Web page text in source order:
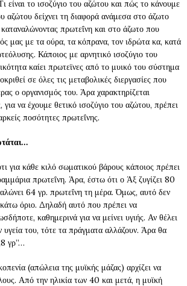
είναι το ισοζύγιο του αζώτου και πώς το κάνουμε
αζώτου δείχνει τη διαφορά ανάμεσα στο άζωτο
πρωτεΐνη και στο άζωτο που
μας με τα ούρα, τα κόπρανα, τον ιδρώτα κα, κατά
Κάποιος με αρνητικό ισοζύγιο του
καίει πρωτεϊνες από το μυικό του σύστημα
σε όλες τις μεταβολικές διεργασίες που
ο οργανισμός του. Άρα χαρακτηρίζεται
να έχουμε θετικό ισοζύγιο του αζώτου, πρέπει
ποσότητες πρωτεΐνης.
για κάθε κιλό σωματικού βάρους κάποιος πρέπει
πρωτεΐνη. Άρα, έστω ότι ο Άξ ζυγίζει 80
64 γρ. πρωτεΐνη τη μέρα. Όμως, αυτό δεν
όριο. Δηλαδή αυτό που πρέπει να
καθημερινά για να μείνει υγιής. Αν θέλει
υγεία του, τότε τα πράγματα αλλάζουν. Άρα θα
γρ”…
(απώλεια της μυϊκής μάζας) αρχίζει να
Από την ηλικία των 40 και μετά, η μυϊκή